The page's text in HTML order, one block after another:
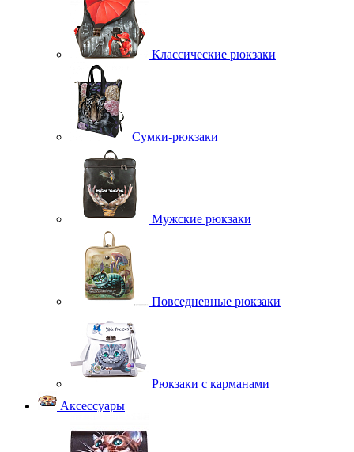
Классические рюкзаки
Сумки-рюкзаки
Мужские рюкзаки
Повседневные рюкзаки
Рюкзаки с карманами
Аксессуары